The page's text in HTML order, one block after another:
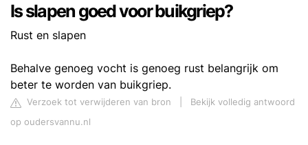
Is slapen goed voor buikgriep?
Rust en slapen
Behalve genoeg vocht is genoeg rust belangrijk om
beter te worden van buikgriep.
Verzoek tot verwijderen van bron
Bekijk volledig antwoord
op oudersvannu.nl